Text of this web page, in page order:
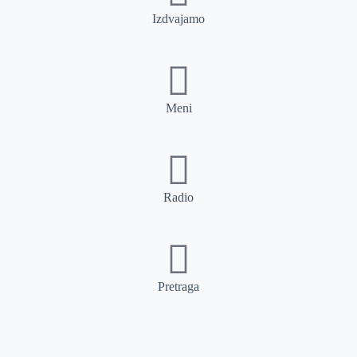
Izdvajamo
Meni
Radio
Pretraga